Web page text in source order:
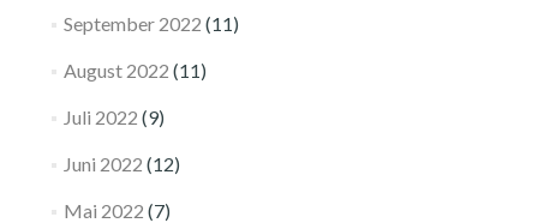
September 2022 (11)
August 2022 (11)
Juli 2022 (9)
Juni 2022 (12)
Mai 2022 (7)